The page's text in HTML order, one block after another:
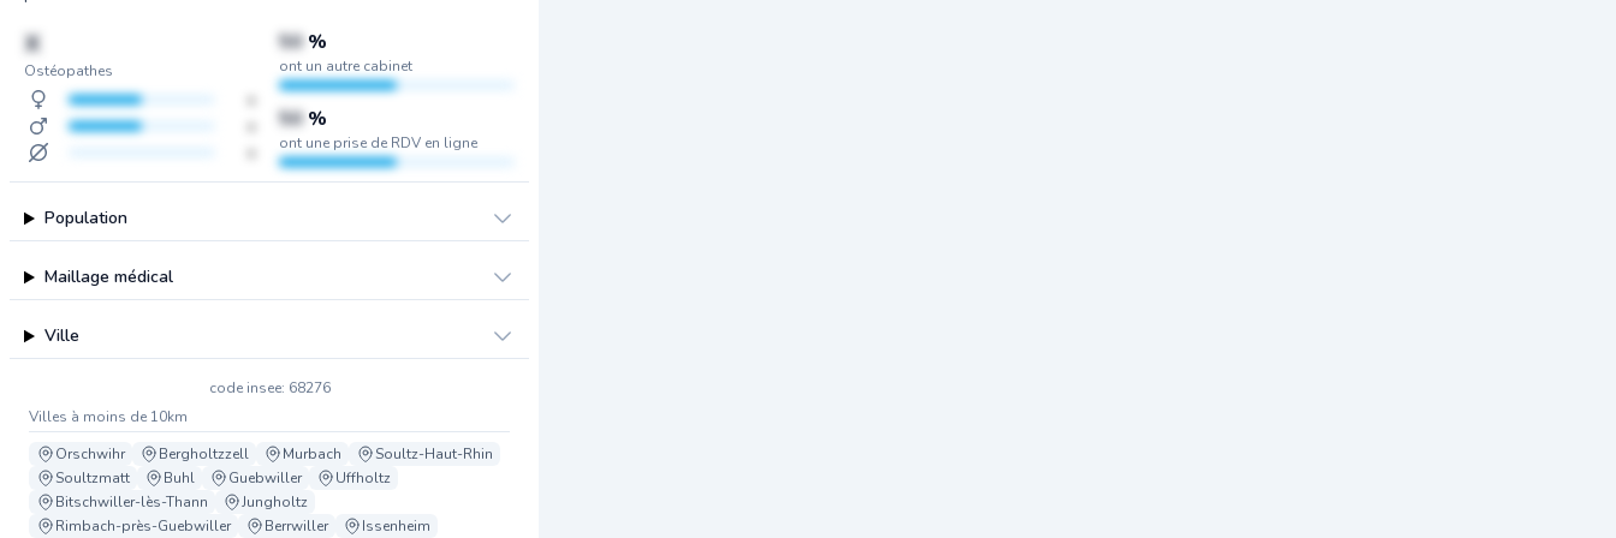
X
Ostéopathes
50 %
ont un autre cabinet
50 %
ont une prise de RDV en ligne
Population
Maillage médical
Ville
code insee: 68276
Villes à moins de 10km
Orschwihr
Bergholtzzell Murbach
Soultz-Haut-Rhin
Soultzmatt
Buhl Guebwiller
Uffholtz
Bitschwiller-lès-Thann
Jungholtz
Rimbach-près-Guebwiller
Berrwiller Issenheim